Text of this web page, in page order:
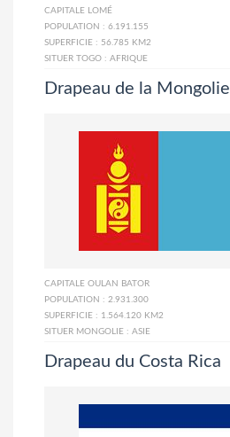
CAPITALE
LOMÉ
POPULATION : 6.191.155
SUPERFICIE : 56.785 KM2
SITUER TOGO : AFRIQUE
Drapeau de la Mongolie
CAPITALE OULAN BATOR
POPULATION : 2.931.300
SUPERFICIE : 1.564.120 KM2
SITUER MONGOLIE : ASIE
Drapeau du Costa Rica